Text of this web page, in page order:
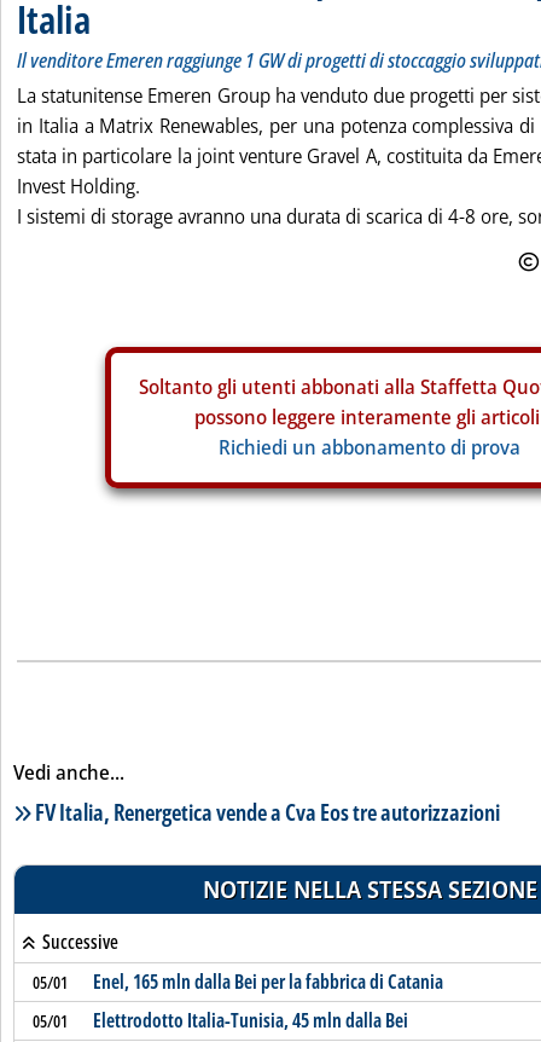
Italia
Il venditore Emeren raggiunge 1 GW di progetti di stoccaggio
La statunitense Emeren Group ha venduto due progetti per
in Italia a Matrix Renewables, per una potenza complessiva
stata in particolare la joint venture Gravel A, costituita da
Invest Holding.
I sistemi di storage avranno una durata di scarica di 4-8 ore,
Soltanto gli utenti abbonati alla Staffetta
possono leggere interamente gli
Richiedi un abbonamento di prova
Vedi anche...
Lista notizie correlate
FV Italia, Renergetica vende a Cva Eos tre autorizzazioni
NOTIZIE NELLA STESSA SEZIONE
Successive
05/01 Enel, 165 mln dalla Bei per la fabbrica di Catania
05/01 Elettrodotto Italia-Tunisia, 45 mln dalla Bei